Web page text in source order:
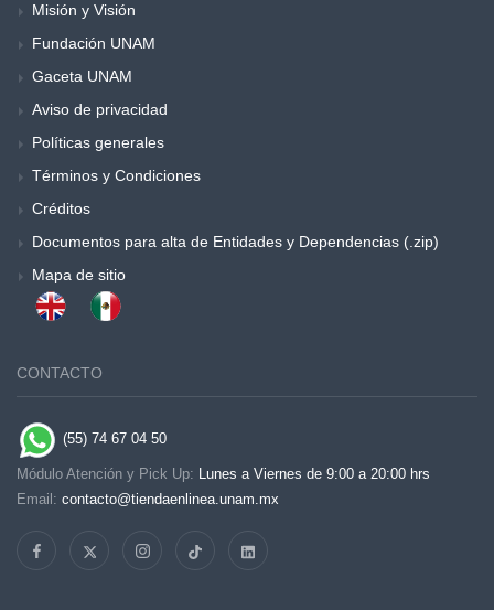
Misión y Visión
Fundación UNAM
Gaceta UNAM
Aviso de privacidad
Políticas generales
Términos y Condiciones
Créditos
Documentos para alta de Entidades y Dependencias (.zip)
Mapa de sitio
CONTACTO
(55) 74 67 04 50
Módulo Atención y Pick Up: Lunes a Viernes de 9:00 a 20:00 hrs
Email: contacto@tiendaenlinea.unam.mx